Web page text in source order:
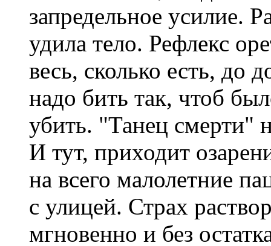
запредельное усилие.
удила тело. Рефлекс
весь, сколько есть,
надо бить так, чтоб
убить. "Танец смерти"
И тут, приходит
на всего малолетние
с улицей. Страх
мгновенно и без